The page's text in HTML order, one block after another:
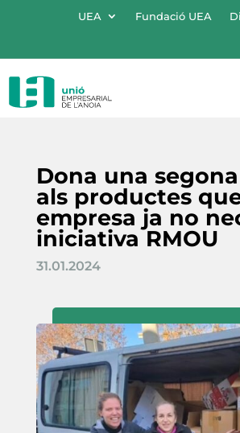
UEA Fundació UEA
Dona una
als productes
empresa ja no
iniciativa RMOU
31.01.2024